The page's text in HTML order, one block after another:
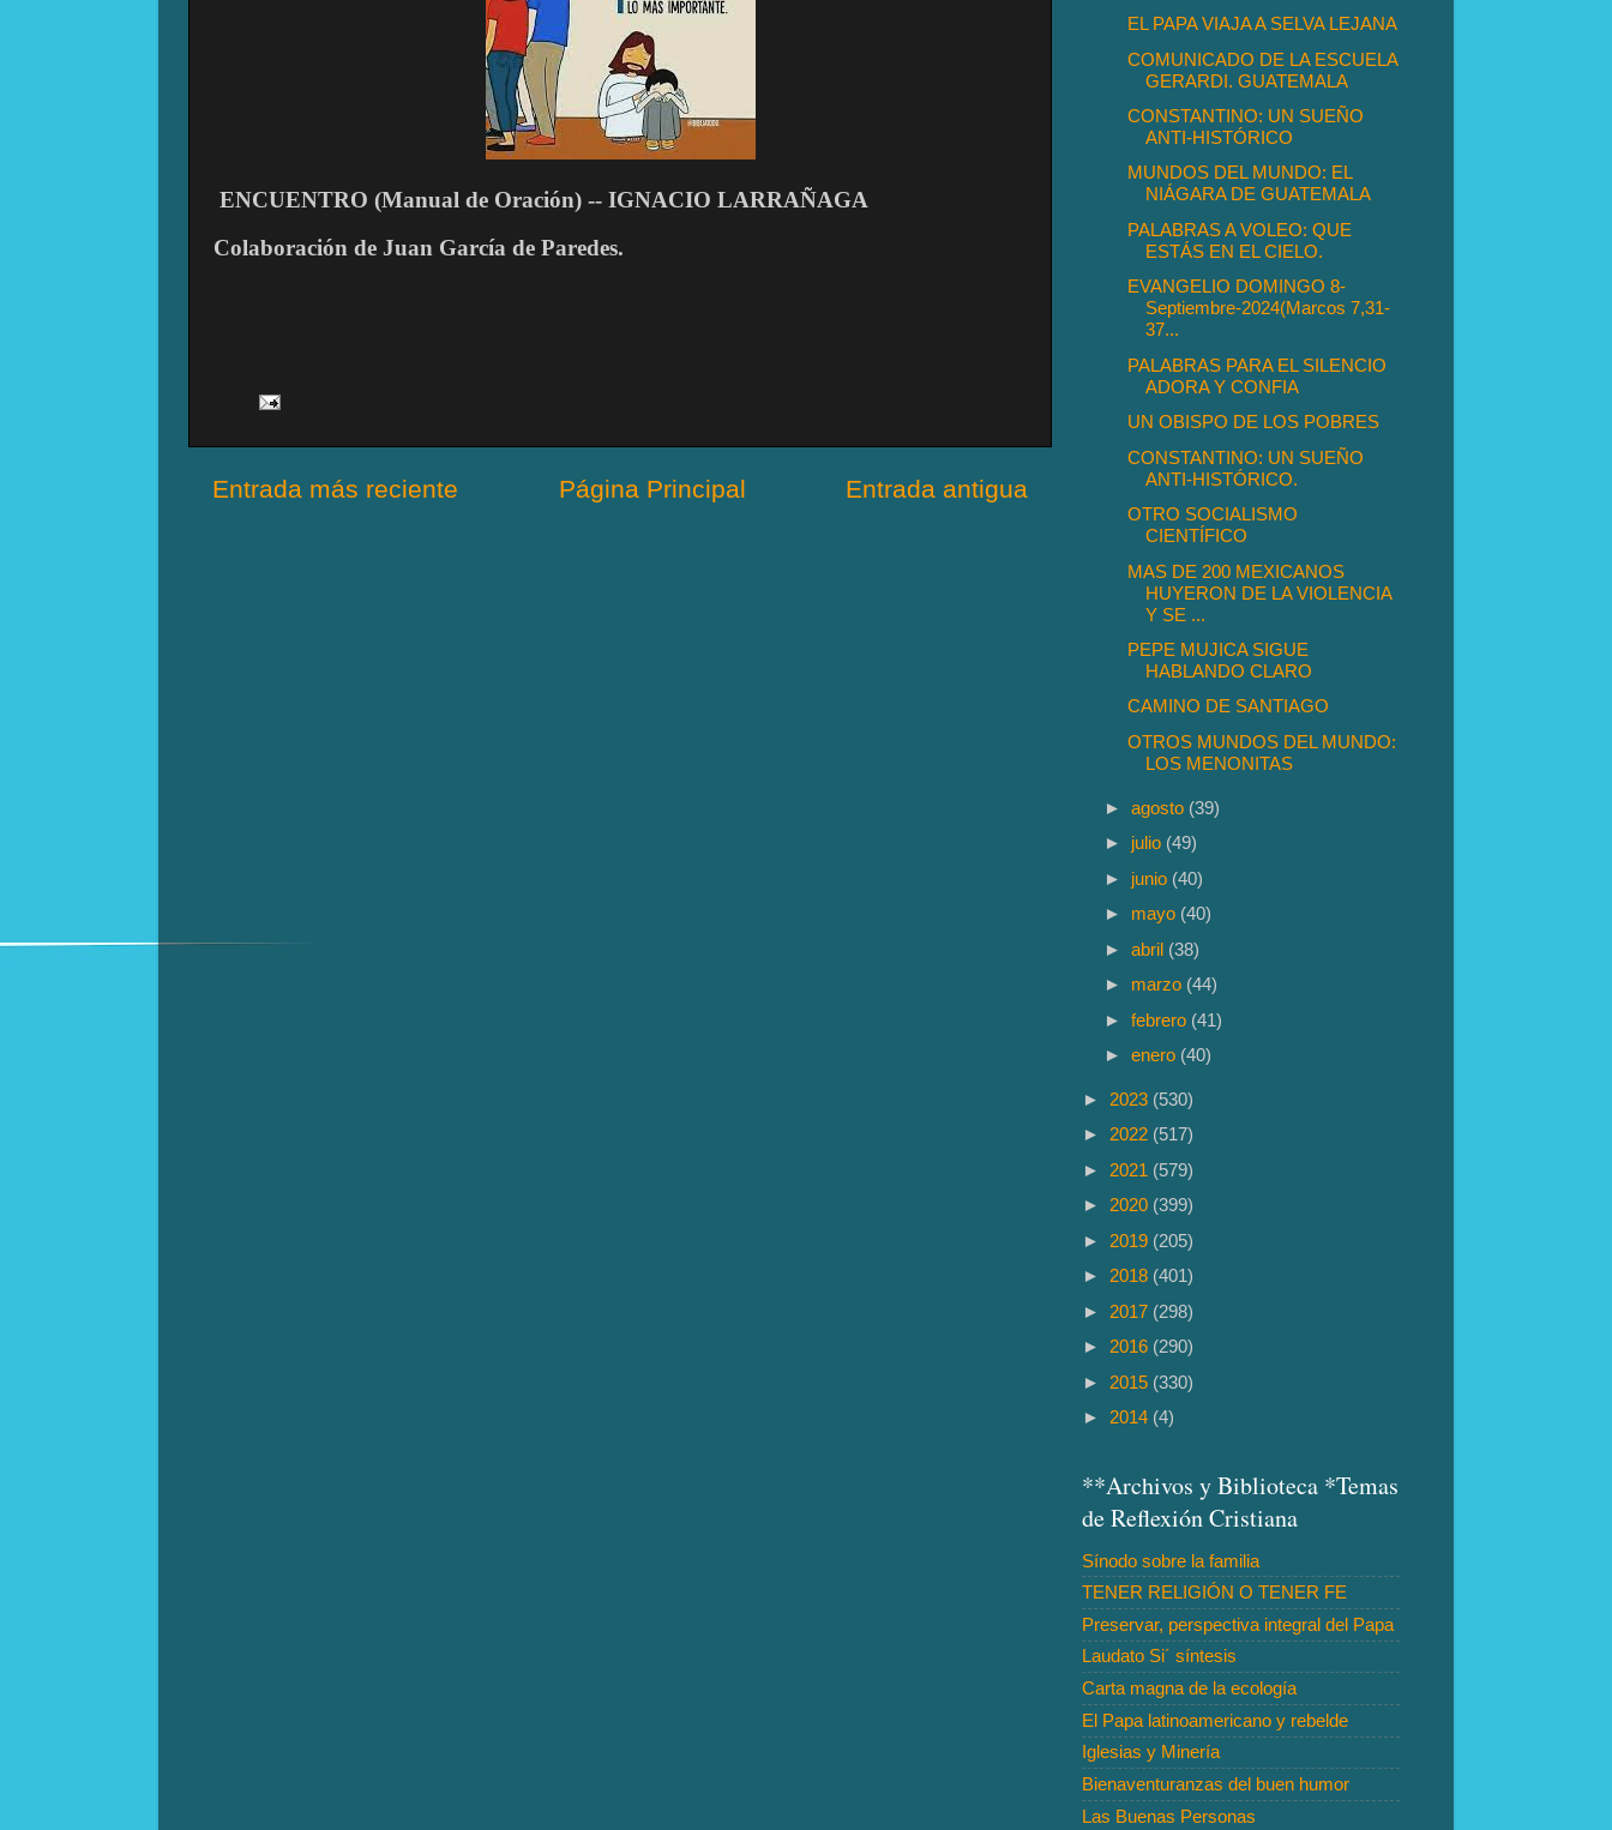
ENCUENTRO (Manual de Oración) -- IGNACIO LARRAÑAGA
Colaboración de Juan García de Paredes.
Entrada más reciente Entrada antigua
Página Principal
EL PAPA VIAJA A SELVA LEJANA
COMUNICADO DE LA ESCUELA
GERARDI. GUATEMALA
CONSTANTINO: UN SUEÑO
ANTI-HISTÓRICO
MUNDOS DEL MUNDO: EL
NIÁGARA DE GUATEMALA
PALABRAS A VOLEO: QUE
ESTÁS EN EL CIELO.
EVANGELIO DOMINGO 8-
Septiembre-2024(Marcos 7,31-
37...
PALABRAS PARA EL SILENCIO
ADORA Y CONFIA
UN OBISPO DE LOS POBRES
CONSTANTINO: UN SUEÑO
ANTI-HISTÓRICO.
OTRO SOCIALISMO
CIENTÍFICO
MAS DE 200 MEXICANOS
HUYERON DE LA VIOLENCIA
Y SE ...
PEPE MUJICA SIGUE
HABLANDO CLARO
CAMINO DE SANTIAGO
OTROS MUNDOS DEL MUNDO:
LOS MENONITAS
►agosto (39)
► julio (49)
► junio (40)
► mayo (40)
►abril (38)
► marzo (44)
►febrero (41)
►enero (40)
► 2023 (530)
► 2022 (517)
► 2021 (579)
► 2020 (399)
► 2019 (205)
► 2018 (401)
► 2017 (298)
► 2016 (290)
► 2015 (330)
► 2014 (4)
**Archivos y Biblioteca *Temas
de Reflexión Cristiana
Sínodo sobre la familia
TENER RELIGIÓN O TENER FE
Preservar, perspectiva integral del Papa
Laudato Si´ síntesis
Carta magna de la ecología
El Papa latinoamericano y rebelde
Iglesias y Minería
Bienaventuranzas del buen humor
Las Buenas Personas